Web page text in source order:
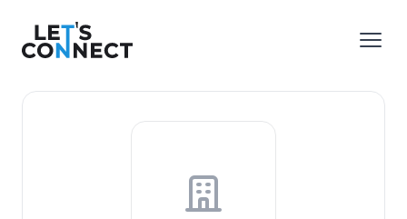
Let's Connect